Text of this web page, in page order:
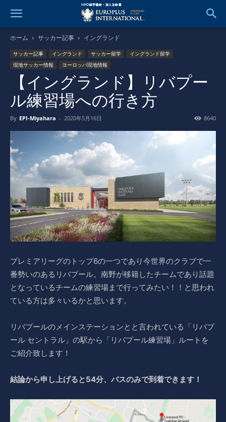
ホーム サッカー記事 イングランド
サッカー記事 イングランド サッカー留学
イングランド留学
現地サッカー情報
ヨーロッパ現地情報
【イングランド】リバプー
ル練習場への行き方
By EPI-Miyahara - 2020年5月16日 8640
プレミアリーグのトップ6の一つであり今世界のクラブで一
番勢いのあるリバプール。南野が移籍したチームであり話題
となっているチームの練習場まで行ってみたい！！と思われ
ている方は多々いるかと思います。
リバプールのメインステーションとと言われている「リバプ
ール セントラル」の駅から「リバプール練習場」ルートを
ご紹介致します！
結論から申し上げると54分、バスのみで到着できます！